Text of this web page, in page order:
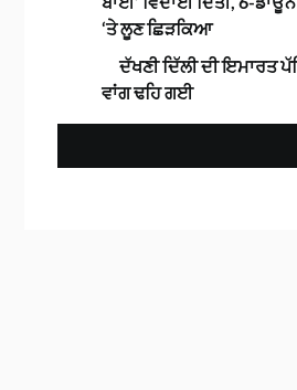
‘ਤੇ ਲੂਣ ਛਿੜਕਿਆ
ਦੱਖਣੀ ਦਿੱਲੀ ਦੀ ਇਮਾਰਤ
ਵਾਂਗ ਢਹਿ ਗਈ